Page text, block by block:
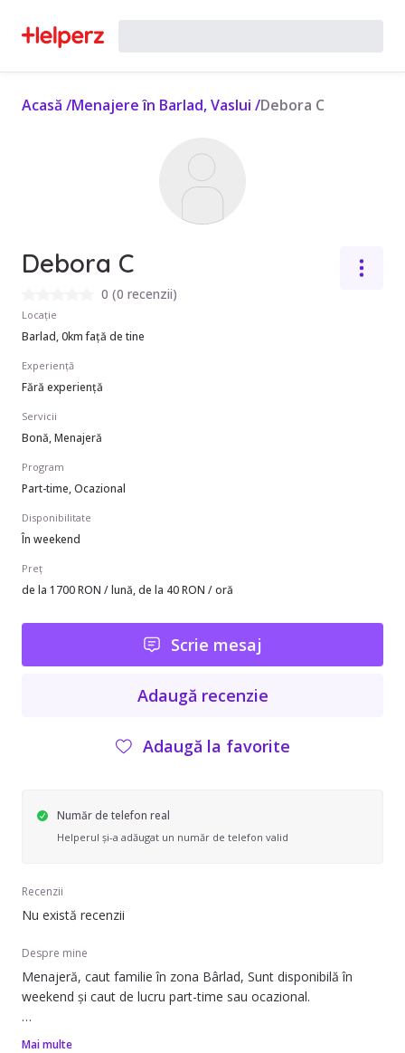
Acasă /Menajere în Barlad, Vaslui /Debora C
Debora C
0 (0 recenzii)
Locație
Barlad, 0km față de tine
Experiență
Fără experiență
Servicii
Bonă, Menajeră
Program
Part-time, Ocazional
Disponibilitate
În weekend
Preț
de la 1700 RON / lună, de la 40 RON / oră
Scrie mesaj
Adaugă recenzie
Adaugă la favorite
Număr de telefon real
Helperul și-a adăugat un număr de telefon valid
Recenzii
Nu există recenzii
Despre mine
Menajeră, caut familie în zona Bârlad, Sunt disponibilă în
weekend și caut de lucru part-time sau ocazional.
Pot să ofer ajutor cu: schimbat așternuturi, îngrijire plante,
Mai multe